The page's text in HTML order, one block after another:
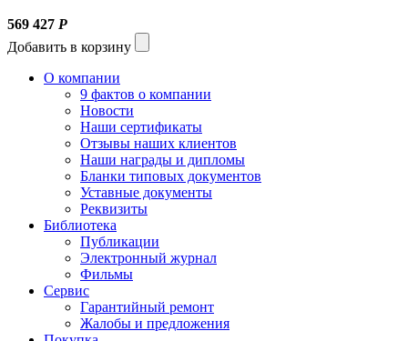
569 427 Р
Добавить в корзину
О компании
9 фактов о компании
Новости
Наши сертификаты
Отзывы наших клиентов
Наши награды и дипломы
Бланки типовых документов
Уставные документы
Реквизиты
Библиотека
Публикации
Электронный журнал
Фильмы
Сервис
Гарантийный ремонт
Жалобы и предложения